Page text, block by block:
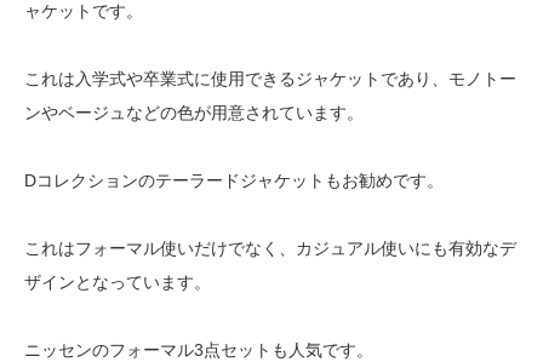
ャケットです。
これは入学式や卒業式に使用できるジャケットであり、モノトー
ンやベージュなどの色が用意されています。
Dコレクションのテーラードジャケットもお勧めです。
これはフォーマル使いだけでなく、カジュアル使いにも有効なデ
ザインとなっています。
ニッセンのフォーマル3点セットも人気です。